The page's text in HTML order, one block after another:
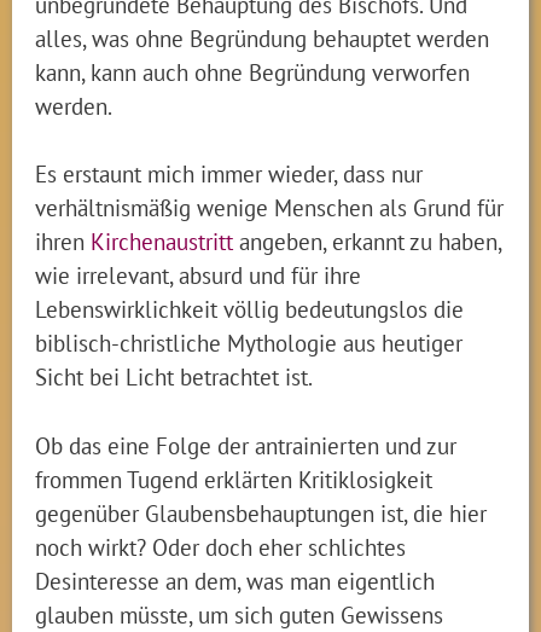
alles, was ohne Begründung behauptet werden
kann, kann auch ohne Begründung verworfen
werden.
Es erstaunt mich immer wieder, dass nur
verhältnismäßig wenige Menschen als Grund für
ihren Kirchenaustritt angeben, erkannt zu haben,
wie irrelevant, absurd und für ihre
Lebenswirklichkeit völlig bedeutungslos die
biblisch-christliche Mythologie aus heutiger
Sicht bei Licht betrachtet ist.
Ob das eine Folge der antrainierten und zur
frommen Tugend erklärten Kritiklosigkeit
gegenüber Glaubensbehauptungen ist, die hier
noch wirkt? Oder doch eher schlichtes
Desinteresse an dem, was man eigentlich
glauben müsste, um sich guten Gewissens